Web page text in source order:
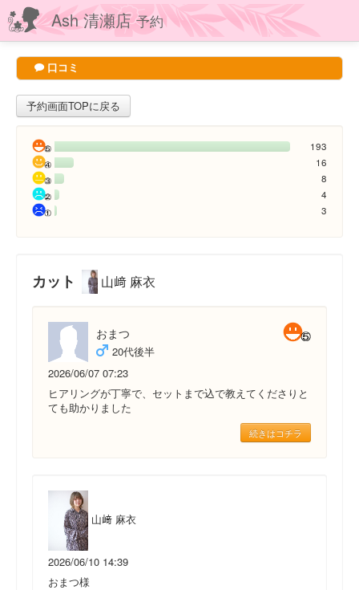
Ash 清瀬店予約
口コミ
予約画面TOPに戻る
193
16
8
4
3
カット 山﨑 麻衣
おまつ
20代後半
2026/06/07 07:23
ヒアリングが丁寧で、セットまで込で教えてくださりと
ても助かりました
続きはコチラ
山﨑 麻衣
2026/06/10 14:39
おまつ様